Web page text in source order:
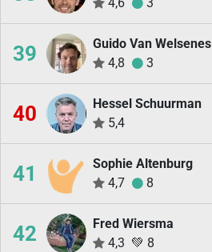
4,6 3
39
Guido Van Welsenes
4,8
3
40
Hessel Schuurman
5,4
41
Sophie Altenburg
4,7
8
42
Fred Wiersma
4,3 💚 8